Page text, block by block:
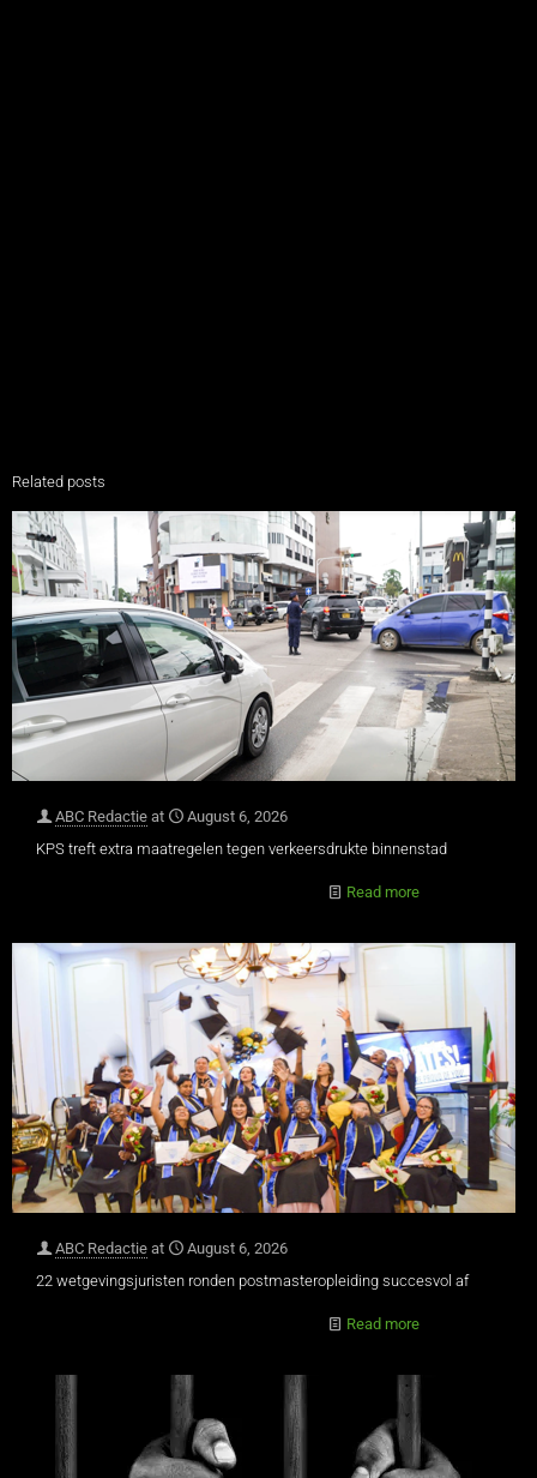
Related posts
ABC Redactie at
August 6, 2026
KPS treft extra maatregelen tegen verkeersdrukte binnenstad
Read more
ABC Redactie at
August 6, 2026
22 wetgevingsjuristen ronden postmasteropleiding succesvol af
Read more